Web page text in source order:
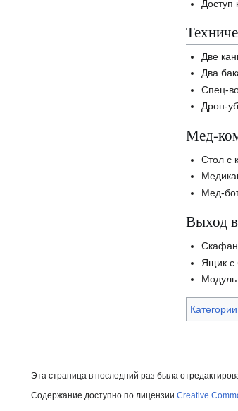
Доступ
Две
Два
Спец-
Дрон-
Мед-
Стол с
Мед-
Выход
Ящик с
Категории
Эта страница в последний раз была
Содержание доступно по лицензии Creative